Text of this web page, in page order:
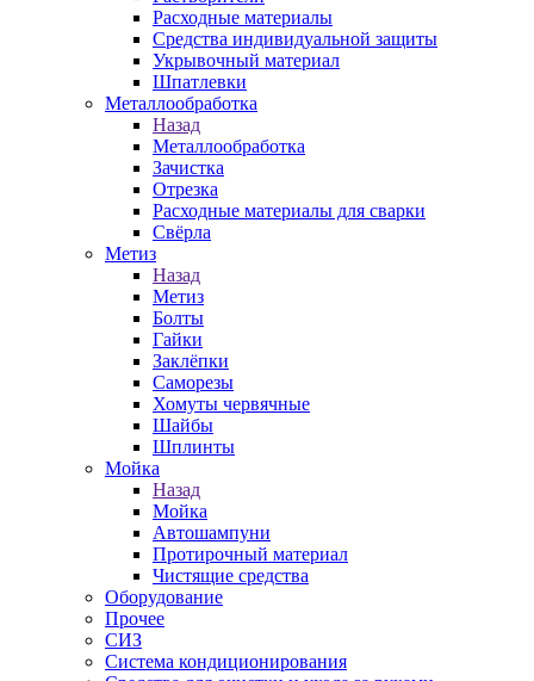
Расходные материалы
Средства индивидуальной защиты
Укрывочный материал
Шпатлевки
Металлообработка
Назад
Металлообработка
Зачистка
Отрезка
Расходные материалы для сварки
Свёрла
Метиз
Назад
Метиз
Болты
Гайки
Заклёпки
Саморезы
Хомуты червячные
Шайбы
Шплинты
Мойка
Назад
Мойка
Автошампуни
Протирочный материал
Чистящие средства
Оборудование
Прочее
СИЗ
Система кондиционирования